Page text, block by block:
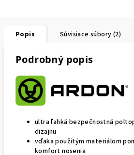
Popis Súvisiace súbory (2)
Podrobný popis
ultra ľahká bezpečnostná
dizajnu
vďaka použitým materiálom
komfort nosenia